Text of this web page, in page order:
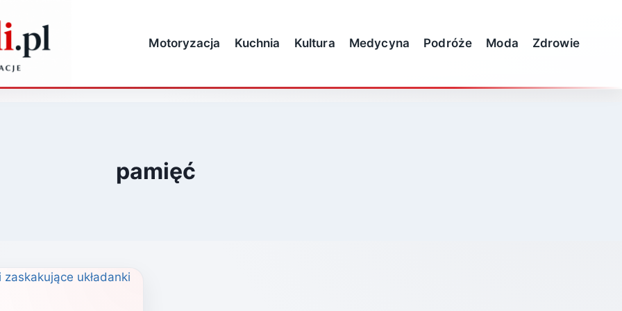
Motoryzacja Kuchnia Kultura Medycyna Podróże Moda Zdrowie
pamięć